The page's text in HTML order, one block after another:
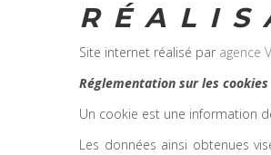
Site internet réalisé par agence
Réglementation sur les cookies
Un cookie est une information
Les données ainsi obtenues